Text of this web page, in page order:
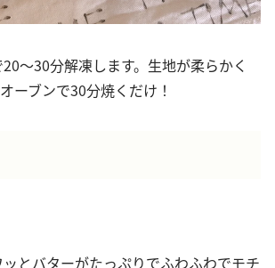
〜30分解凍します。生地が柔らかく
ーブンで30分焼くだけ！
とバターがたっぷりでふわふわでモチ